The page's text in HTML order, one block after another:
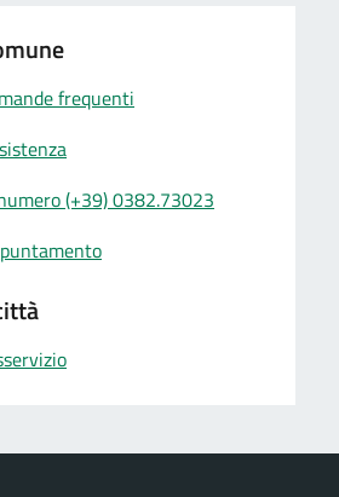
frequenti
(+39) 0382.73023